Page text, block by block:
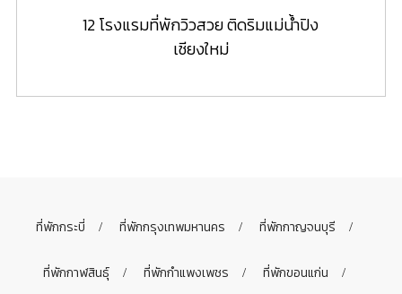
12 โรงแรมที่พักวิวสวย ติดริมแม่น้ำปิง
เชียงใหม่
ที่พักกระบี่ ที่พักกรุงเทพมหานคร ที่พักกาญจนบุรี
ที่พักกาฬสินธุ์ ที่พักกำแพงเพชร ที่พักขอนแก่น